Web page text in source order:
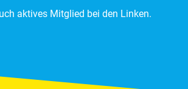
aktives Mitglied bei den Linken.